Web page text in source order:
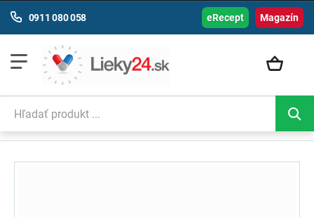
Magazín
0911 080 058 eRecept